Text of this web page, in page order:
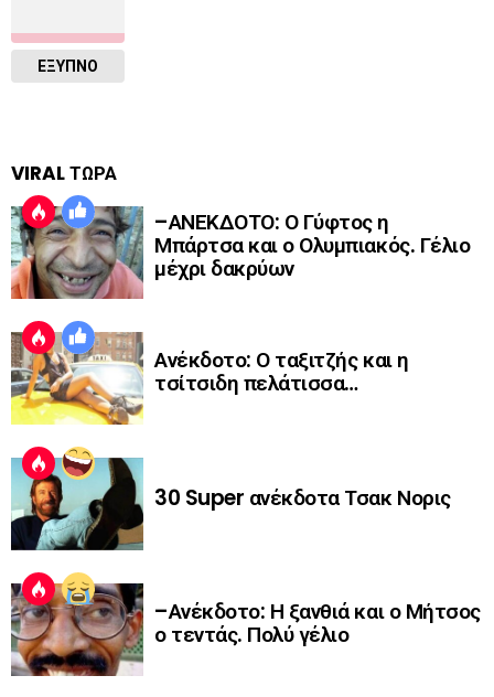
ΈΞΥΠΝΟ
VIRAL ΤΩΡΑ
–ΑΝΕΚΔΟΤΟ: Ο Γύφτος η
Μπάρτσα και ο Ολυμπιακός. Γέλιο
μέχρι δακρύων
Ανέκδοτο: Ο ταξιτζής και η
τσίτσιδη πελάτισσα…
30 Super ανέκδοτα Τσακ Νορις
–Ανέκδοτο: Η ξανθιά και ο Μήτσος
ο τεντάς. Πολύ γέλιο